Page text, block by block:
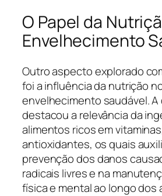
O Papel da
Envelhecimento
Outro aspecto explorado
foi a influência da nutrição
envelhecimento saudável. A
destacou a relevância da
alimentos ricos em
antioxidantes, os quais
prevenção dos danos
radicais livres e na
física e mental ao longo dos